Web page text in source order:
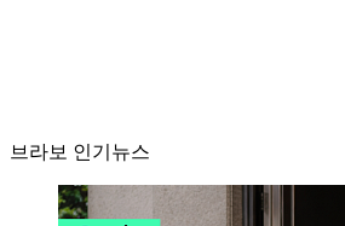
브라보 인기뉴스